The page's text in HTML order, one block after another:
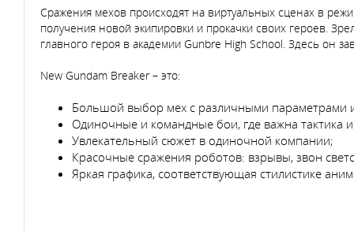
Сражения мехов происходят на виртуальных сценах в
получения новой экипировки и прокачки своих героев.
главного героя в академии Gunbre High School. Здесь он
New Gundam Breaker – это:
Большой выбор мех с различными параметрами
Одиночные и командные бои, где важна тактика
Увлекательный сюжет в одиночной компании;
Красочные сражения роботов: взрывы, звон
Яркая графика, соответствующая стилистике